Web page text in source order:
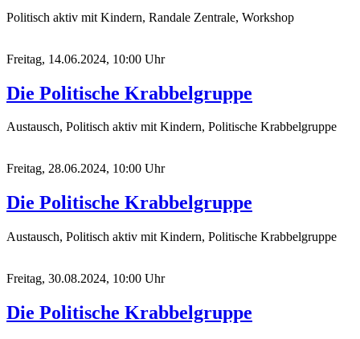
Politisch aktiv mit Kindern, Randale Zentrale, Workshop
Freitag, 14.06.2024, 10:00 Uhr
Die Politische Krabbelgruppe
Austausch, Politisch aktiv mit Kindern, Politische Krabbelgruppe
Freitag, 28.06.2024, 10:00 Uhr
Die Politische Krabbelgruppe
Austausch, Politisch aktiv mit Kindern, Politische Krabbelgruppe
Freitag, 30.08.2024, 10:00 Uhr
Die Politische Krabbelgruppe